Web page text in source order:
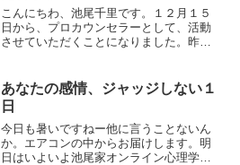
こんにちわ、池尾千里です。１２月１５
日から、プロカウンセラーとして、活動
させていただくことになりました。昨年
お話をさせていただきました。１度、お
話した方。２、３度、お話...
あなたの感情、ジャッジしない１
日
今日も暑いですねー他に言うことないん
か。エアコンの中からお届けします。明
日はいよいよ池尾家オンライン心理学セ